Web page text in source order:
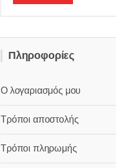
ο
ο
θ
κ
ε
α
ό
Πληροφορίες
Ο λογαριασμός μου
Τρόποι αποστολής
Τρόποι πληρωμής